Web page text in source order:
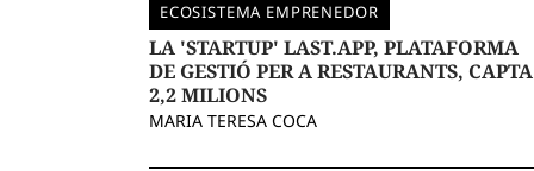
ECOSISTEMA EMPRENEDOR
LA 'STARTUP' LAST.APP, PLATAFORMA
DE GESTIÓ PER A RESTAURANTS, CAPTA
2,2 MILIONS
MARIA TERESA COCA